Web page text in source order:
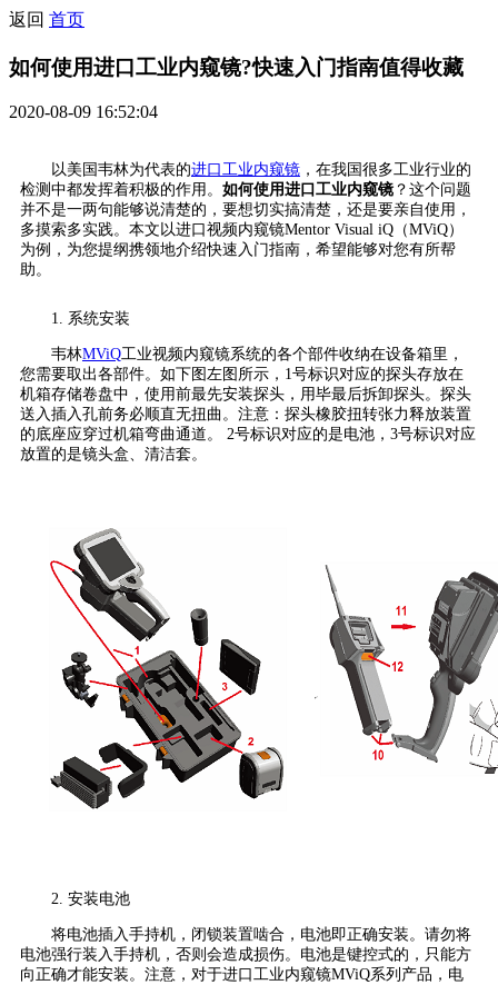
返回 首页
如何使用进口工业内窥镜?快速入门指南值得收藏
2020-08-09 16:52:04
以美国韦林为代表的进口工业内窥镜 ，在我国很多工业行业的
检测中都发挥着积极的作用。 如何使用进口工业内窥镜 ？这个问题
并不是一两句能够说清楚的，要想切实搞清楚，还是要亲自使用，
多摸索多实践。本文以进口视频内窥镜Mentor Visual iQ（MViQ）
为例，为您提纲携领地介绍快速入门指南，希望能够对您有所帮
助。
1. 系统安装
韦林MViQ工业视频内窥镜系统的各个部件收纳在设备箱里，
您需要取出各部件。如下图左图所示，1号标识对应的探头存放在
机箱存储卷盘中，使用前最先安装探头，用毕最后拆卸探头。探头
送入插入孔前务必顺直无扭曲。注意：探头橡胶扭转张力释放装置
的底座应穿过机箱弯曲通道。 2号标识对应的是电池，3号标识对应
放置的是镜头盒、清洁套。
2. 安装电池
将电池插入手持机，闭锁装置啮合，电池即正确安装。请勿将
电池强行装入手持机，否则会造成损伤。电池是键控式的，只能方
向正确才能安装。注意，对于进口工业内窥镜MViQ系列产品，电